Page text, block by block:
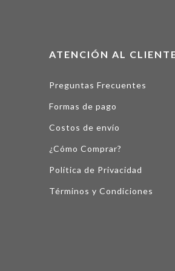
ATENCIÓN AL
Preguntas Frecuentes
Formas de pago
Costos de envío
¿Cómo Comprar?
Política de Privacidad
Términos y Condiciones